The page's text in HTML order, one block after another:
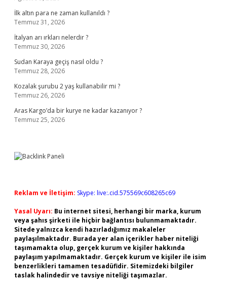
İlk altın para ne zaman kullanıldı ?
Temmuz 31, 2026
İtalyan arı ırkları nelerdir ?
Temmuz 30, 2026
Sudan Karaya geçiş nasıl oldu ?
Temmuz 28, 2026
Kozalak şurubu 2 yaş kullanabilir mi ?
Temmuz 26, 2026
Aras Kargo’da bir kurye ne kadar kazanıyor ?
Temmuz 25, 2026
Reklam ve İletişim: Skype: live:.cid.575569c608265c69
Yasal Uyarı: Bu internet sitesi, herhangi bir marka, kurum
veya şahıs şirketi ile hiçbir bağlantısı bulunmamaktadır.
Sitede yalnızca kendi hazırladığımız makaleler
paylaşılmaktadır. Burada yer alan içerikler haber niteliği
taşımamakta olup, gerçek kurum ve kişiler hakkında
paylaşım yapılmamaktadır. Gerçek kurum ve kişiler ile isim
benzerlikleri tamamen tesadüfidir. Sitemizdeki bilgiler
taslak halindedir ve tavsiye niteliği taşımazlar.